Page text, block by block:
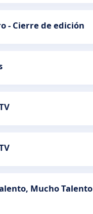
- Cierre de edición
Mucho Talento